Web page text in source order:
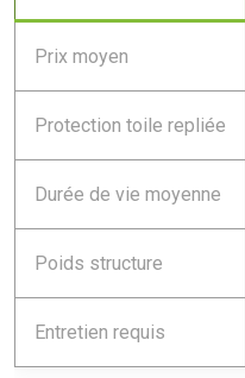
Prix moyen
Protection toile repliée
Durée de vie moyenne
Poids structure
Entretien requis